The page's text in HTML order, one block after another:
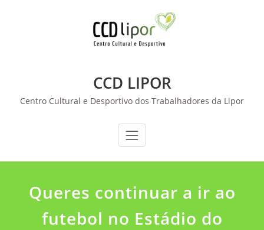
CCD LIPOR
Centro Cultural e Desportivo dos Trabalhadores da Lipor
Queres continuar a ir ao
futebol no Estádio do